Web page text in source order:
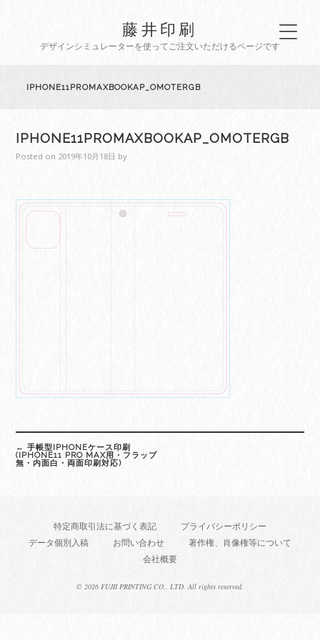
藤井印刷
デザインシミュレーターを使ってご注文いただけるページです
IPHONE11PROMAXBOOKAP_OMOTERGB
IPHONE11PROMAXBOOKAP_OMOTERGB
Posted on 2019年10月18日 by
navigation
← 手帳型IPHONEケース印刷
(IPHONE11 PRO MAX用・フラップ
無・内面白・両面印刷対応)
特定商取引法に基づく表記
プライバシーポリシー
データ個別入稿
お問い合わせ
著作権、肖像権等について
会社概要
© 2026 FUJII PRINTING CO., LTD. All rights reserved.